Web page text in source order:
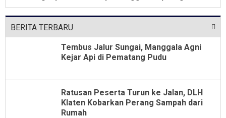
BERITA TERBARU
Tembus Jalur Sungai, Manggala Agni
Kejar Api di Pematang Pudu
Ratusan Peserta Turun ke Jalan, DLH
Klaten Kobarkan Perang Sampah dari
Rumah